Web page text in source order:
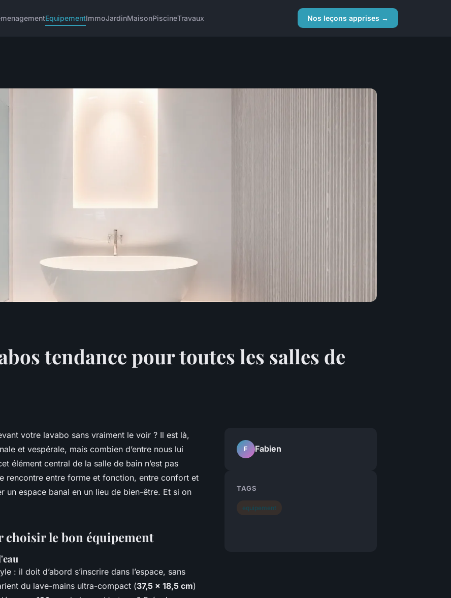
EquipementImmoJardinMaisonPiscineTravaux Nos leçons apprises →
tendance pour toutes les salles de
votre lavabo sans vraiment le voir ? Il est là,
et vespérale, mais combien d’entre nous lui
élément central de la salle de bain n’est pas
rencontre entre forme et fonction, entre confort et
un espace banal en un lieu de bien-être. Et si on
choisir le bon équipement
: il doit d’abord s’inscrire dans l’espace, sans
du lave-mains ultra-compact (37,5 x 18,5 cm)
F Fabien
TAGS
equipement